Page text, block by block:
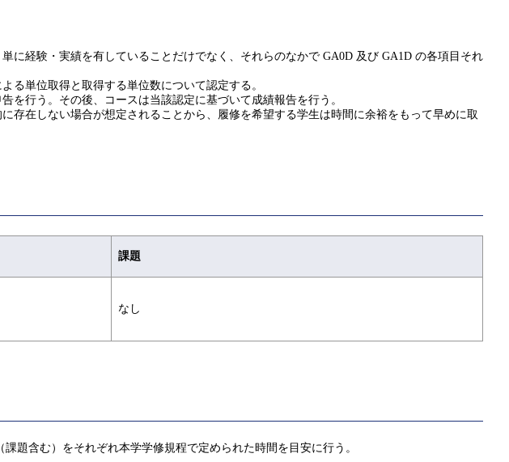
に経験・実績を有していることだけでなく、それらのなかで GA0D 及び GA1D の各項目それ
る単位取得と取得する単位数について認定する。
を行う。その後、コースは当該認定に基づいて成績報告を行う。
存在しない場合が想定されることから、履修を希望する学生は時間に余裕をもって早めに取
課題
なし
題含む）をそれぞれ本学学修規程で定められた時間を目安に行う。